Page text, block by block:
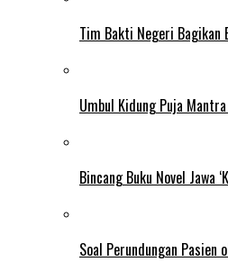
Tim Bakti Negeri Bagikan
Umbul Kidung Puja
Bincang Buku Novel Jawa
Soal Perundungan Pasien